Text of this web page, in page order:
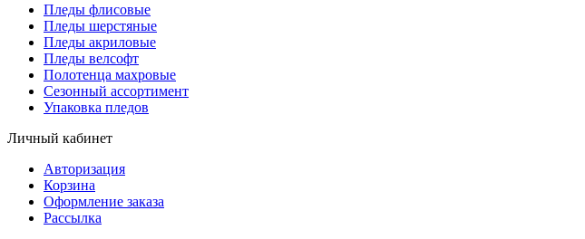
Пледы флисовые
Пледы шерстяные
Пледы акриловые
Пледы велсофт
Полотенца махровые
Сезонный ассортимент
Упаковка пледов
Личный кабинет
Авторизация
Корзина
Оформление заказа
Рассылка